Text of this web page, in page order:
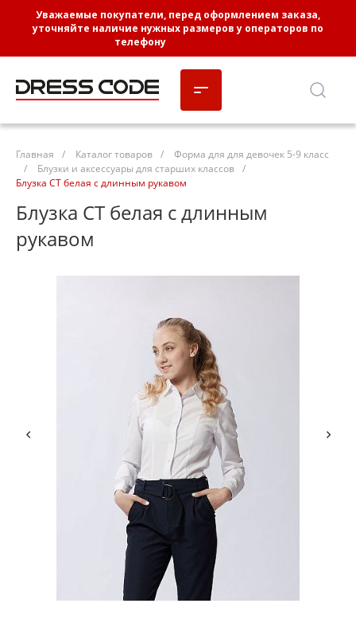
Уважаемые покупатели, перед оформлением заказа,
уточняйте наличие нужных размеров у операторов по
телефону
Главная / Каталог товаров /
Форма для для девочек 5-9 класс
/
Блузки и аксессуары для старших классов /
Блузка СТ белая с длинным рукавом
Блузка СТ белая с длинным
рукавом